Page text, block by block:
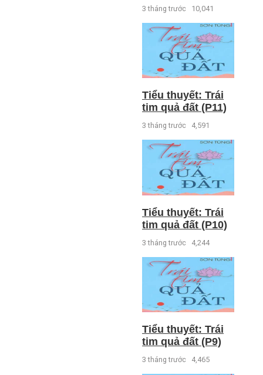
3 tháng trước 10,041
Tiểu thuyết: Trái
tim quả đất (P11)
3 tháng trước 4,591
Tiểu thuyết: Trái
tim quả đất (P10)
3 tháng trước 4,244
Tiểu thuyết: Trái
tim quả đất (P9)
3 tháng trước 4,465